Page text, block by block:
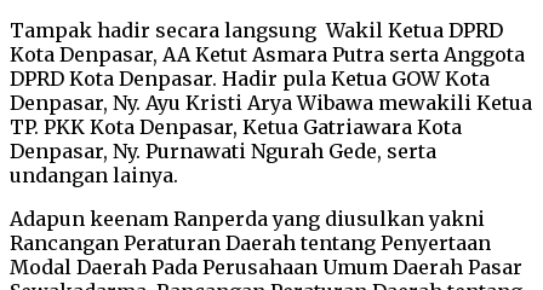
Tampak hadir secara langsung Wakil Ketua DPRD
Kota Denpasar, AA Ketut Asmara Putra serta Anggota
DPRD Kota Denpasar. Hadir pula Ketua GOW Kota
Denpasar, Ny. Ayu Kristi Arya Wibawa mewakili Ketua
TP. PKK Kota Denpasar, Ketua Gatriawara Kota
Denpasar, Ny. Purnawati Ngurah Gede, serta
undangan lainya.
Adapun keenam Ranperda yang diusulkan yakni
Rancangan Peraturan Daerah tentang Penyertaan
Modal Daerah Pada Perusahaan Umum Daerah Pasar